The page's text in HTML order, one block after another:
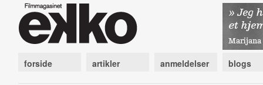
forside artikler anmeldelser blogs